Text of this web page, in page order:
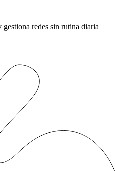
redes sin rutina diaria